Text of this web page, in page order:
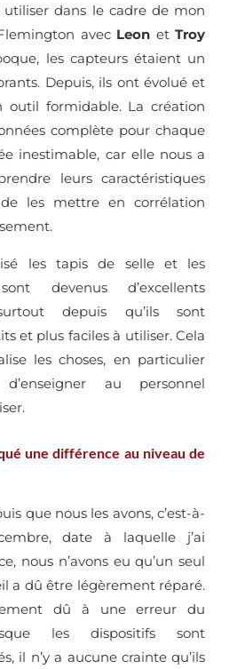
dans le cadre de mon
avec Leon etTroy
les capteurs étaient un
Depuis, ils ont évolué et
outil formidable. La création
complète pour chaque
inestimable, car elle nous a
leurs caractéristiques
les mettre en corrélation
les tapis de selle et les
devenus d’excellents
depuis qu’ils sont
et plus faciles à utiliser. Cela
les choses, en particulier
d’enseigner au personnel
une différence au niveau de
que nous les avons, c’est-à-
date à laquelle j’ai
nous n’avons eu qu’un seul
a dû être légèrement réparé.
dû à une erreur du
les dispositifs sont
il n’y a aucune crainte qu’ils